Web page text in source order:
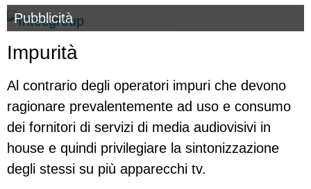
Pubblicità
Impurità
Al contrario degli operatori impuri che devono
ragionare prevalentemente ad uso e consumo
dei fornitori di servizi di media audiovisivi in
house e quindi privilegiare la sintonizzazione
degli stessi su più apparecchi tv.